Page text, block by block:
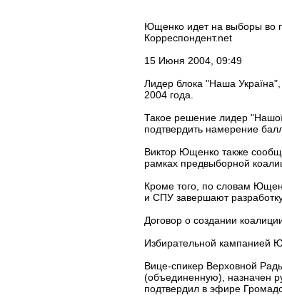
Ющенко идет на выборы во
Корреспондент.net
15 Июня 2004, 09:49
Лидер блока "Наша
2004 года.
Такое решение лидер
подтвердить намерение
Виктор Ющенко также
рамках предвыборной
Кроме того, по словам
и СПУ завершают
Договор о создании
Избирательной кампанией
Вице-спикер Верховной
(объединенную), назначен
подтвердил в эфире